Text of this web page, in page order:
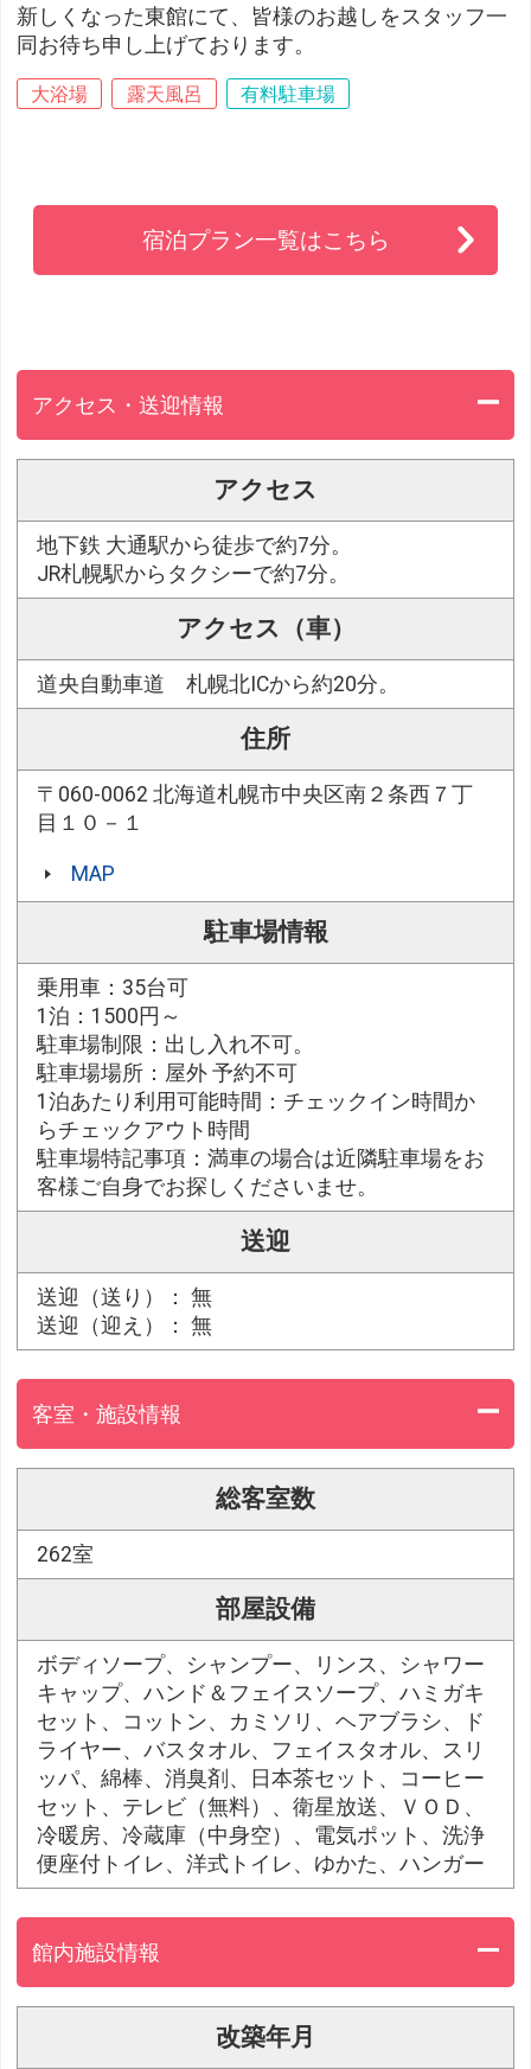
新しくなった東館にて、皆様のお越しをスタッフ一
同お待ち申し上げております。
大浴場 露天風呂 有料駐車場
宿泊プラン一覧はこちら
アクセス・送迎情報
アクセス
地下鉄 大通駅から徒歩で約7分。
JR札幌駅からタクシーで約7分。
アクセス（車）
道央自動車道 札幌北ICから約20分。
住所
〒060-0062 北海道札幌市中央区南２条西７丁
目１０－１
MAP
駐車場情報
乗用車：35台可
1泊：1500円～
駐車場制限：出し入れ不可。
駐車場場所：屋外 予約不可
1泊あたり利用可能時間：チェックイン時間か
らチェックアウト時間
駐車場特記事項：満車の場合は近隣駐車場をお
客様ご自身でお探しくださいませ。
送迎
送迎（送り）： 無
送迎（迎え）： 無
客室・施設情報
総客室数
262室
部屋設備
ボディソープ、シャンプー、リンス、シャワー
キャップ、ハンド＆フェイスソープ、ハミガキ
セット、コットン、カミソリ、ヘアブラシ、ド
ライヤー、バスタオル、フェイスタオル、スリ
ッパ、綿棒、消臭剤、日本茶セット、コーヒー
セット、テレビ（無料）、衛星放送、ＶＯＤ、
冷暖房、冷蔵庫（中身空）、電気ポット、洗浄
便座付トイレ、洋式トイレ、ゆかた、ハンガー
館内施設情報
改築年月